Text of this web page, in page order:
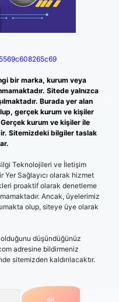
bir marka, kurum veya
Sitede yalnızca
Burada yer alan
gerçek kurum ve kişiler
Gerçek kurum ve kişiler ile
Sitemizdeki bilgiler taslak
Teknolojileri ve İletişim
Yer Sağlayıcı olarak hizmet
proaktif olarak denetleme
Ancak, üyelerimiz
olup, siteye üye olarak
düşündüğünüz
adresine bildirmeniz
sitemizden kaldırılacaktır.